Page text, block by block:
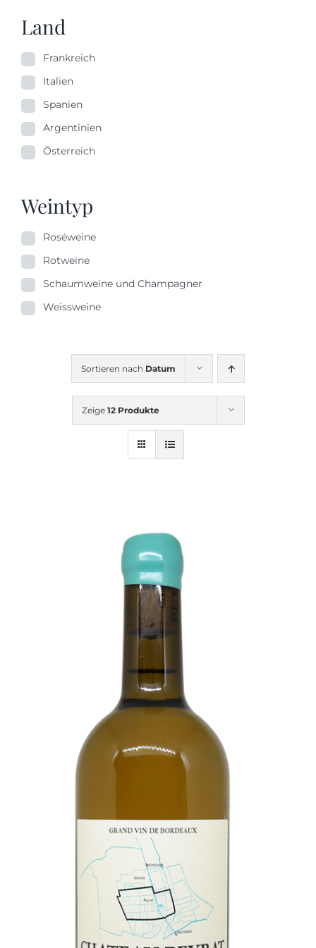
Sortieren nach Datum
Zeige 12 Produkte
Land
Frankreich
Italien
Spanien
Argentinien
Österreich
Weintyp
Roséweine
Rotweine
Schaumweine und Champagner
Weissweine